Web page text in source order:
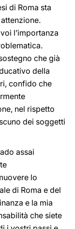
di Roma sta
l’importanza
che già
della
confido che
nel rispetto
dei soggetti
assai
lo
di Roma e del
e la mia
che siete